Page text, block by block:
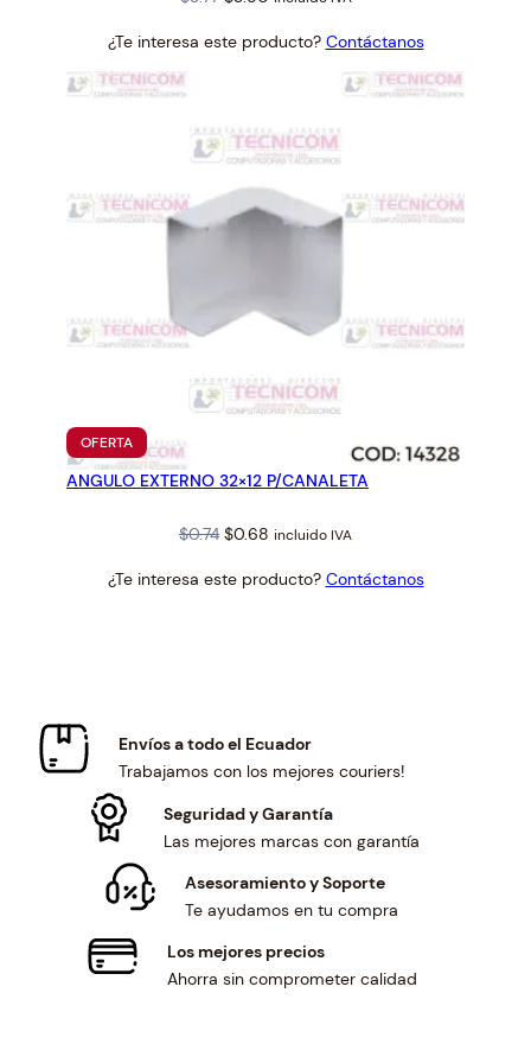
was: is:
¿Te interesa este producto? Contáctanos
OFERTAPRODUCTO
EN
OFERTA
ANGULO EXTERNO 32×12 P/CANALETA
$0.74 Original
was:
$0.68 Current
is:
incluido IVA
¿Te interesa este producto? Contáctanos
Envíos a todo el Ecuador
Trabajamos con los mejores couriers!
Seguridad y Garantía
Las mejores marcas con garantía
Asesoramiento y Soporte
Te ayudamos en tu compra
Los mejores precios
Ahorra sin comprometer calidad